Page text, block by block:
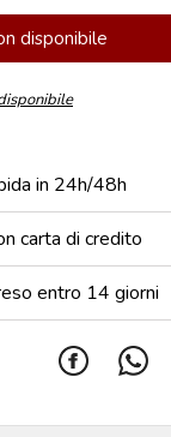
disponibile
in 24h/48h
carta di credito
entro 14 giorni